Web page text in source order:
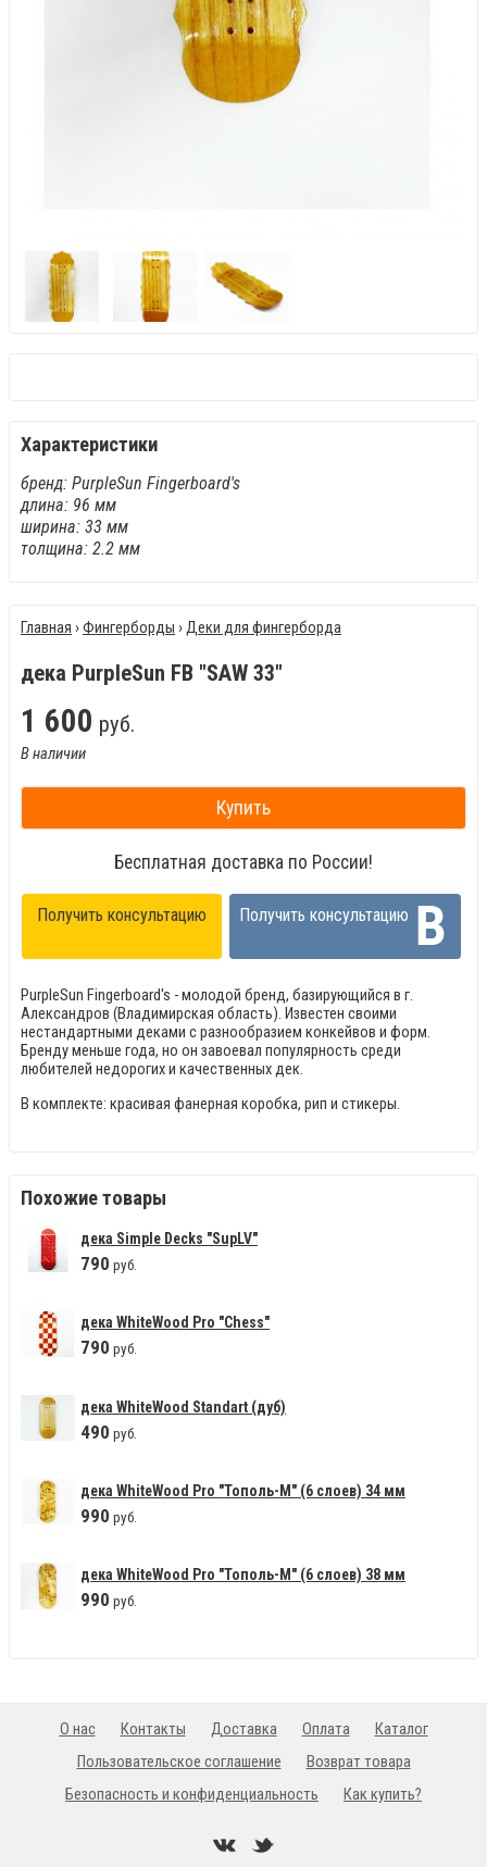
Характеристики
бренд: PurpleSun Fingerboard's
длина: 96 мм
ширина: 33 мм
толщина: 2.2 мм
Похожие товары
дека Simple Decks "SupLV"
790 руб.
дека WhiteWood Pro "Сhess"
790 руб.
дека WhiteWood Standart (дуб)
490 руб.
дека WhiteWood Pro "Тополь-М" (6 слоев) 34 мм
990 руб.
дека WhiteWood Pro "Тополь-М" (6 слоев) 38 мм
990 руб.
Главная ›Фингерборды ›Деки для фингерборда
дека PurpleSun FB "SAW 33"
1 600 руб.
В наличии
Купить
Бесплатная доставка по России!
Получить консультацию Получить консультацию
PurpleSun Fingerboard's - молодой бренд, базирующийся в г.
Александров (Владимирская область). Известен своими
нестандартными деками с разнообразием конкейвов и форм.
Бренду меньше года, но он завоевал популярность среди
любителей недорогих и качественных дек.
В комплекте: красивая фанерная коробка, рип и стикеры.
О нас Контакты Доставка Оплата
Каталог
Пользовательское соглашение
Возврат товара
Безопасность и конфиденциальность
Как купить?